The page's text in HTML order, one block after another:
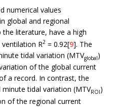
numerical values
global and regional
literature, have a high
R2 = 0.92[9]. The
tidal variation (MTVglobal)
of the global current
a record. In contrast, the
tidal variation (MTVROI)
of the regional current